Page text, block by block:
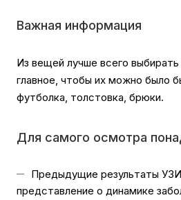
Важная информация
Из вещей лучше всего
главное, чтобы их можно было
футболка, толстовка, брюки.
Для самого осмотра
Предыдущие результаты
представление о динамике